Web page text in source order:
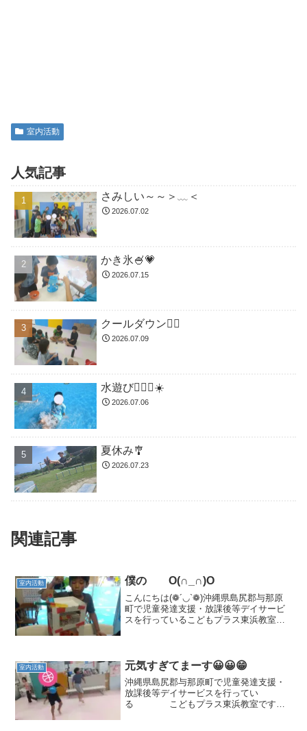
室内活動
人気記事
さみしい～～＞﹏＜
2026.07.02
かき氷🍧💗
2026.07.15
クールダウン😮‍💨
2026.07.09
水遊び🏊🏻‍♂️☀️
2026.07.06
夏休み🎐
2026.07.23
関連記事
室内活動 僕の O(∩_∩)O
こんにちは(❁´◡`❁)沖縄県島尻郡与那原
町で児童発達支援・放課後等デイサービ
スを行っているこどもプラス東浜教室で
用可能です🧑...
室内活動 元気すぎてまーす😀😀😁
沖縄県島尻郡与那原町で児童発達支援・
放課後等デイサービスを行ってい
る こどもプラス東浜教室です。